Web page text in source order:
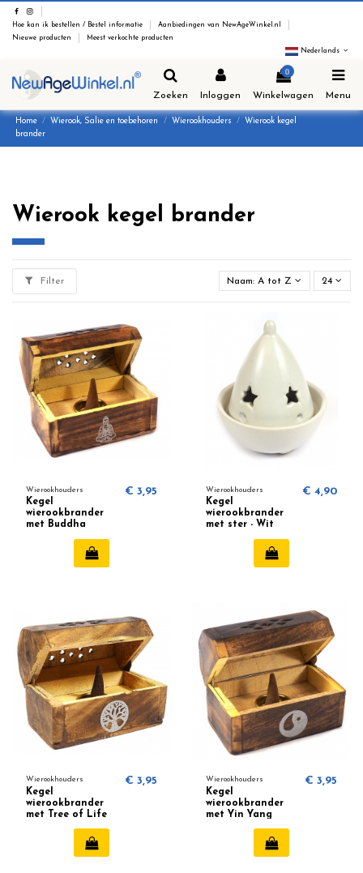
Hoe kan ik bestellen / Bestel informatie
Aanbiedingen van NewAgeWinkel.nl
Nieuwe producten
Meest verkochte producten
Nederlands
Zoeken Inloggen
0
Winkelwagen Menu
Home Wierook, Salie en toebehoren Wierookhouders
Wierook kegel
brander
Wierook kegel brander
Filter Naam: A tot Z 24
Wierookhouders
Kegel
wierookbrander
met Buddha
€ 3,95 Wierookhouders
Kegel
wierookbrander
met ster - Wit
€ 4,90
Wierookhouders
Kegel
wierookbrander
met Tree of Life
€ 3,95 Wierookhouders
Kegel
wierookbrander
met Yin Yang
€ 3,95